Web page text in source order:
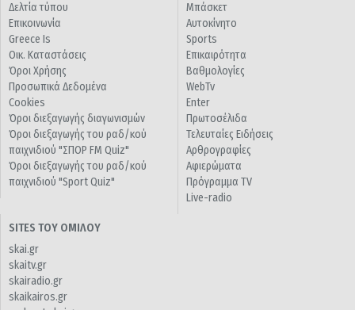
Δελτία τύπου
Επικοινωνία
Greece Is
Οικ. Καταστάσεις
Όροι Χρήσης
Προσωπικά Δεδομένα
Cookies
Όροι διεξαγωγής διαγωνισμών
Όροι διεξαγωγής του ραδ/κού
παιχνιδιού "ΣΠΟΡ FM Quiz"
Όροι διεξαγωγής του ραδ/κού
παιχνιδιού "Sport Quiz"
Μπάσκετ
Αυτοκίνητο
Sports
Επικαιρότητα
Βαθμολογίες
WebTv
Enter
Πρωτοσέλιδα
Τελευταίες Ειδήσεις
Αρθρογραφίες
Αφιερώματα
Πρόγραμμα TV
Live-radio
SITES ΤΟΥ ΟΜΙΛΟΥ
skai.gr
skaitv.gr
skairadio.gr
skaikairos.gr